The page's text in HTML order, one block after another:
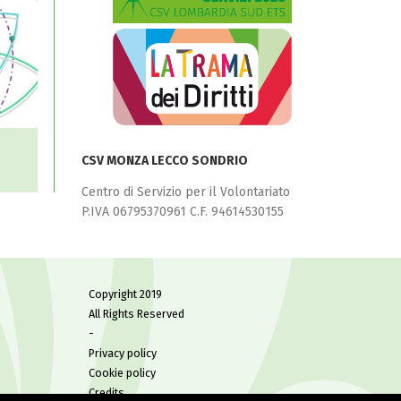
e
CSV MONZA LECCO SONDRIO
Centro di Servizio per il Volontariato
P.IVA 06795370961 C.F. 94614530155
Copyright 2019
All Rights Reserved
-
Privacy policy
Cookie policy
Credits